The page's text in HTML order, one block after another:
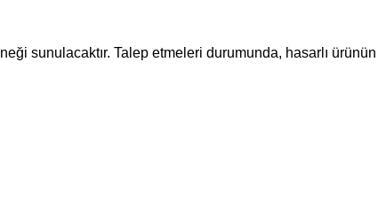
sunulacaktır. Talep etmeleri durumunda, hasarlı ürünün